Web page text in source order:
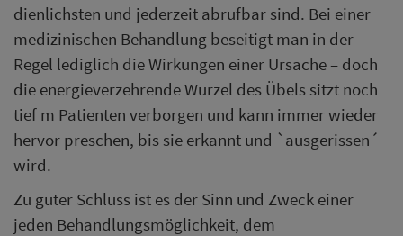
dienlichsten und jederzeit abrufbar sind. Bei einer
medizinischen Behandlung beseitigt man in der
Regel lediglich die Wirkungen einer Ursache – doch
die energieverzehrende Wurzel des Übels sitzt noch
tief m Patienten verborgen und kann immer wieder
hervor preschen, bis sie erkannt und `ausgerissen´
wird.
Zu guter Schluss ist es der Sinn und Zweck einer
jeden Behandlungsmöglichkeit, dem